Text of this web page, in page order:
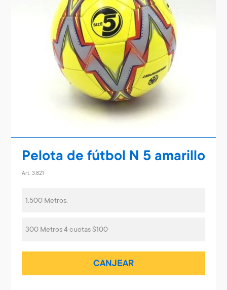
Pelota de fútbol N 5 amarillo
Art. 3.821
1.500 Metros.
300 Metros 4 cuotas $100
CANJEAR